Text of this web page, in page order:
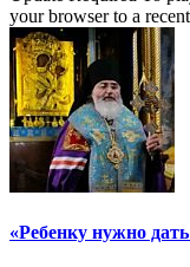
your browser to a
«Ребенку нужно